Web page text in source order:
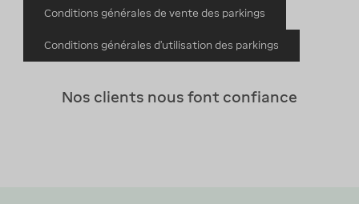
Conditions générales de vente des parkings
Conditions générales d'utilisation des parkings
Nos clients nous font confiance